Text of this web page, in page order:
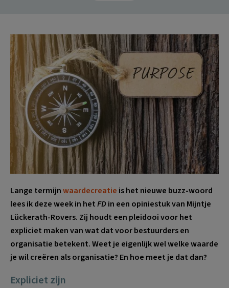
Lange termijnwaardecreatie is het nieuwe buzz-woord
lees ik deze week in hetFDin een opiniestuk van Mijntje
Lückerath-Rovers. Zij houdt een pleidooi voor het
expliciet maken van wat dat voor bestuurders en
organisatie betekent. Weet je eigenlijk wel welke waarde
je wil creëren als organisatie? En hoe meet je dat dan?
Expliciet zijn